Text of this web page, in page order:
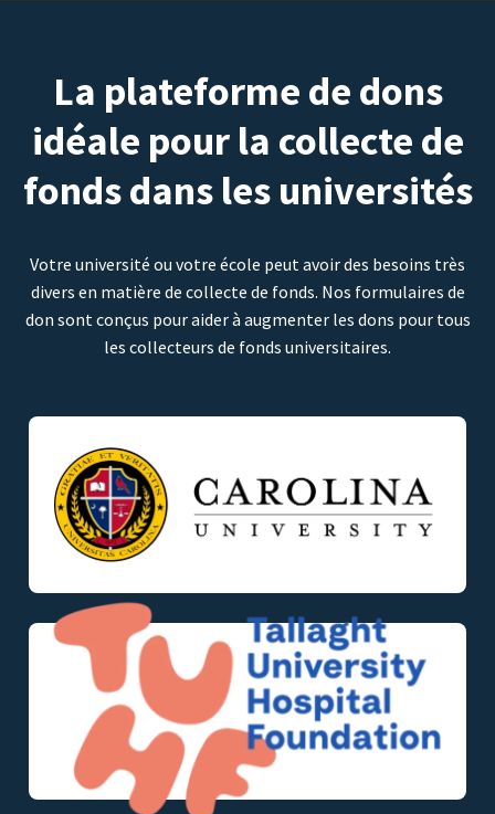
La plateforme de dons
idéale pour la collecte de
fonds dans les universités
Votre université ou votre école peut avoir des besoins très
divers en matière de collecte de fonds. Nos formulaires de
don sont conçus pour aider à augmenter les dons pour tous
les collecteurs de fonds universitaires.